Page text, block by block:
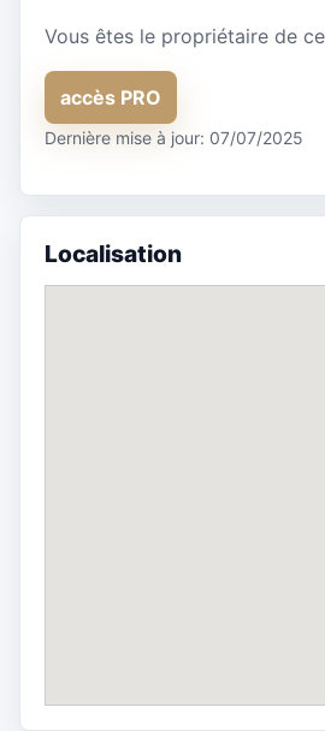
Vous êtes le propriétaire de
accès PRO
Dernière mise à jour: 07/07/2025
Localisation